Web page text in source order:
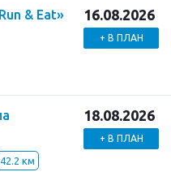
& Eat» 16.08.2026
+ В ПЛАН
42.2 км
18.08.2026
+ В ПЛАН